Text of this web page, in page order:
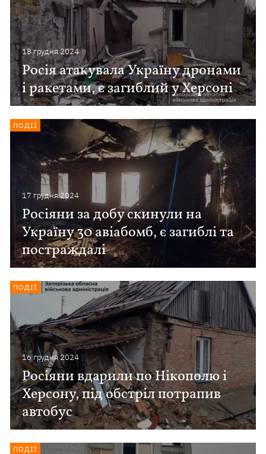
18 грудня 2024
Росія атакувала Україну дронами
і ракетами, є загиблий у Херсоні
17 грудня 2024
Росіяни за добу скинули на
Україну 30 авіабомб, є загиблі та
постраждалі
ПОДІЇ
16 грудня 2024
Росіяни вдарили по Нікополю і
Херсону, під обстріл потрапив
автобус
ПОДІЇ
ПОДІЇ